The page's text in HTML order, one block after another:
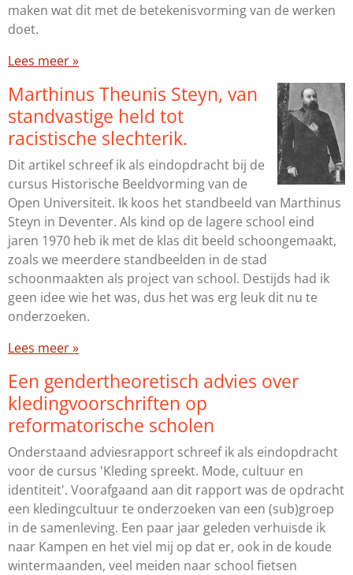
maken wat dit met de betekenisvorming van de werken
doet.
Lees meer »
Marthinus Theunis Steyn, van
standvastige held tot
racistische slechterik.
Dit artikel schreef ik als eindopdracht bij de
cursus Historische Beeldvorming van de
Open Universiteit. Ik koos het standbeeld van Marthinus
Steyn in Deventer. Als kind op de lagere school eind
jaren 1970 heb ik met de klas dit beeld schoongemaakt,
zoals we meerdere standbeelden in de stad
schoonmaakten als project van school. Destijds had ik
geen idee wie het was, dus het was erg leuk dit nu te
onderzoeken.
Lees meer »
Een gendertheoretisch advies over
kledingvoorschriften op
reformatorische scholen
Onderstaand adviesrapport schreef ik als eindopdracht
voor de cursus 'Kleding spreekt. Mode, cultuur en
identiteit'. Voorafgaand aan dit rapport was de opdracht
een kledingcultuur te onderzoeken van een (sub)groep
in de samenleving. Een paar jaar geleden verhuisde ik
naar Kampen en het viel mij op dat er, ook in de koude
wintermaanden, veel meiden naar school fietsen